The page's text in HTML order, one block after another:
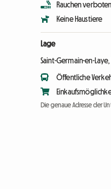
Rauchen verboten
Keine Haustiere
Lage
Saint-Germain-en-Laye,
Öffentliche
Die genaue Adresse der